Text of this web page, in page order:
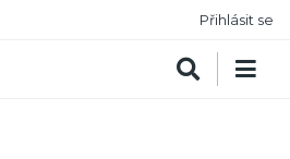
Přihlásit se